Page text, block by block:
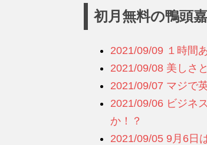
初月無料の鴨頭
2021/09/09 １時間
2021/09/08 美しさ
2021/09/07 マジで
2021/09/06 ビジネ
か！？
2021/09/05 9月6日